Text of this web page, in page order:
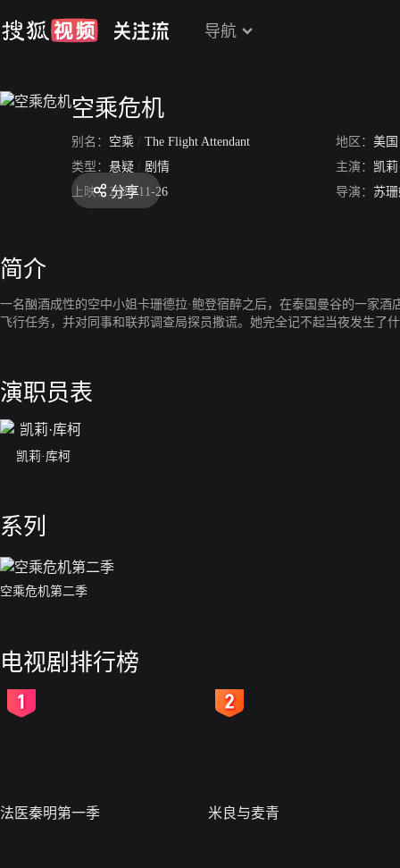
导航
空乘危机
别名： 空乘 / The Flight Attendant 地区： 美国
类型： 悬疑 / 剧情 主演： 凯莉
上映： 2020-11-26 导演： 苏珊
分享
简介
一名酗酒成性的空中小姐卡珊德拉·鲍登宿醉之后，在泰国曼谷的一家
飞行任务，并对同事和联邦调查局探员撒谎。她完全记不起当夜发生
演职员表
凯莉·库柯
系列
空乘危机第二季
电视剧排行榜
法医秦明第一季 米良与麦青